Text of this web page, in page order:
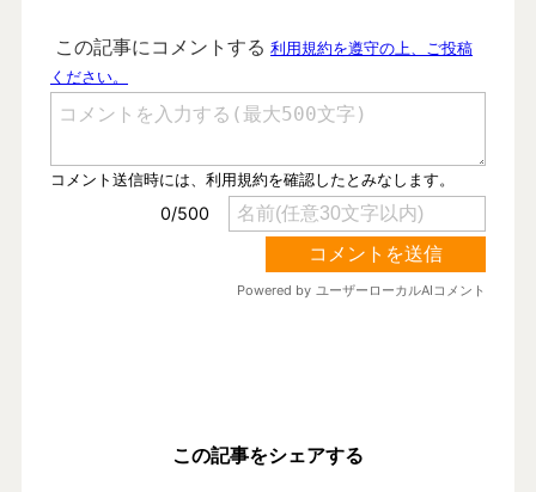
この記事をシェアする